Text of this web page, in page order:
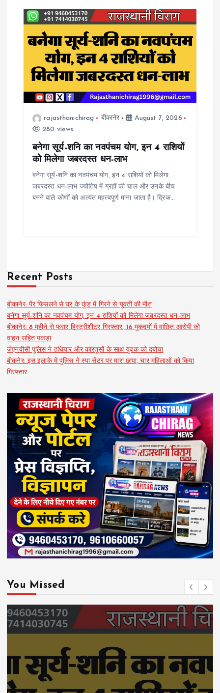
rajasthanichirag बीकानेर
August 7, 2026
280 views
बनेगा सूर्य-शनि का नवपंचम योग, इन 4 राशियों
को मिलेगा जबरदस्त धन-लाभ
बनेगा सूर्य-शनि का नवपंचम योग, इन 4 राशियों को मिलेगा
जबरदस्त धन-लाभ ज्योतिष में ग्रहों की चाल और उनके बीच
बनने वाले कोणों को अत्यंत महत्वपूर्ण माना जाता है। द्रिक…
Recent Posts
बीकानेर: पैर फिसलने से घर के कुंड में गिरने से युवती की मौत
बनेगा सूर्य-शनि का नवपंचम योग, इन 4 राशियों को मिलेगा जबरदस्त धन-लाभ
बीकानेर: 8 महीने से फरार हिस्ट्रीशीटर गिरफ्तार, 16 मुकदमों में वांछित आरोपी को
वाहन सहित पकड़ा
जेएनवीसी पुलिस ने हथियार और कारतूसों के साथ युवक को दबोचा
बीकनेर: इस इलाके में पुलिस ने स्पा सेंटर पर मारा छापा, चार महिलाओं को किया
गिरफ्तार
You Missed